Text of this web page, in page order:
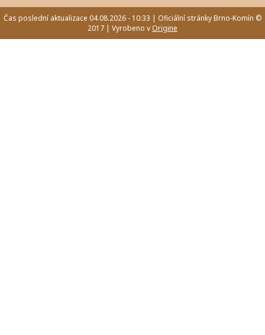
Čas poslední aktualizace 04.08.2026 - 10:33 | Oficiální stránky Brno-Komín ©
2017 | Vyrobeno v Origine